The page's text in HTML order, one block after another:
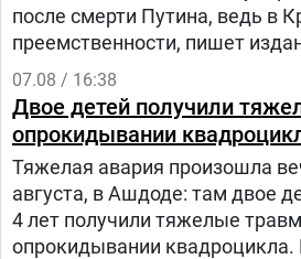
после смерти Путина, ведь в
преемственности, пишет
07.08 / 16:38
Двое детей получили
опрокидывании
Тяжелая авария произошла
августа, в Ашдоде: там двое
4 лет получили тяжелые
опрокидывании квадроцикла.